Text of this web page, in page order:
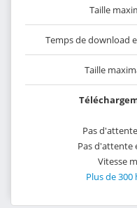
Taille
Temps de download
Taille
Pas
Pas d'attente
Vitesse
Plus de